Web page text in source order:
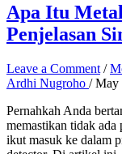
Apa Itu
Penjelasan
Leave a Comment /
Ardhi Nugroho /May
Pernahkah Anda
memastikan tidak ada
ikut masuk ke dalam